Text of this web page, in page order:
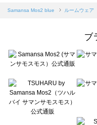
Samansa Mos2 blue（サマンサモ
sō4ū（ソウフォーユー）のルームウ
Te chichi（テチチ）のルームウェア
Te chichi CLASSIC（テチチ クラシ
Lugnoncure（ルノンキュール）の
BETTY'S BLUE（べティーズブルー
Wpc.（ワールドパーティー）のルー
Samansa Mos2 blue ルームウェア
ブ